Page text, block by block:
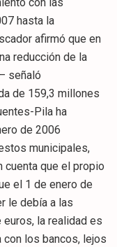
hasta la
afirmó que en
reducción de la
señaló
de 159,3 millones
Pila ha
de 2006
municipales,
cuenta que el propio
el 1 de enero de
le debía a las
la realidad es
los bancos, lejos